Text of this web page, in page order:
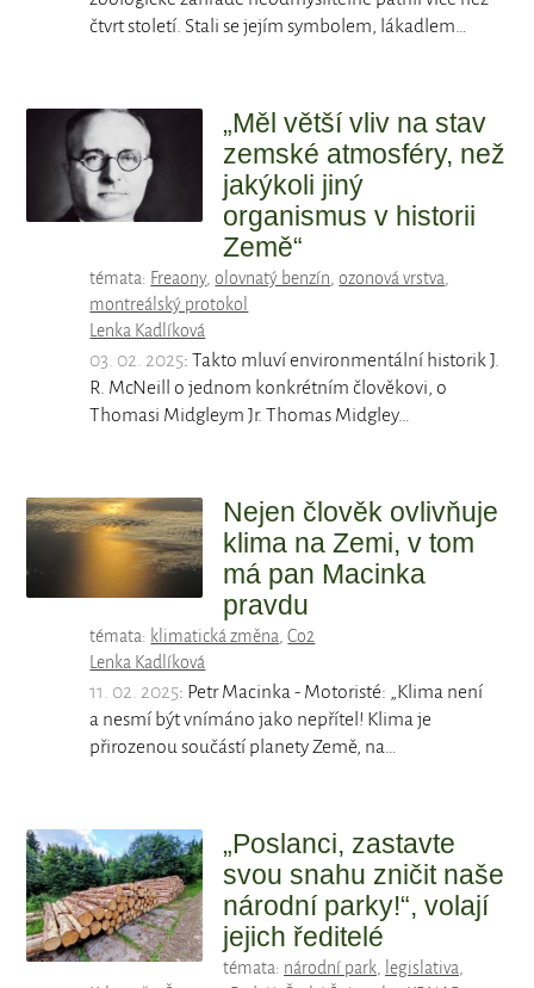
čtvrt století. Stali se jejím symbolem, lákadlem…
„Měl větší vliv na stav
zemské atmosféry, než
jakýkoli jiný
organismus v historii
Země“
témata: Freaony,olovnatý benzín,ozonová vrstva,
montreálský protokol
Lenka Kadlíková
03. 02. 2025: Takto mluví environmentální historik J.
R. McNeill o jednom konkrétním člověkovi, o
Thomasi Midgleym Jr. Thomas Midgley…
Nejen člověk ovlivňuje
klima na Zemi, v tom
má pan Macinka
pravdu
témata: klimatická změna,Co2
Lenka Kadlíková
11. 02. 2025: Petr Macinka - Motoristé: „Klima není
a nesmí být vnímáno jako nepřítel! Klima je
přirozenou součástí planety Země, na…
„Poslanci, zastavte
svou snahu zničit naše
národní parky!“, volají
jejich ředitelé
témata: národní park, legislativa,